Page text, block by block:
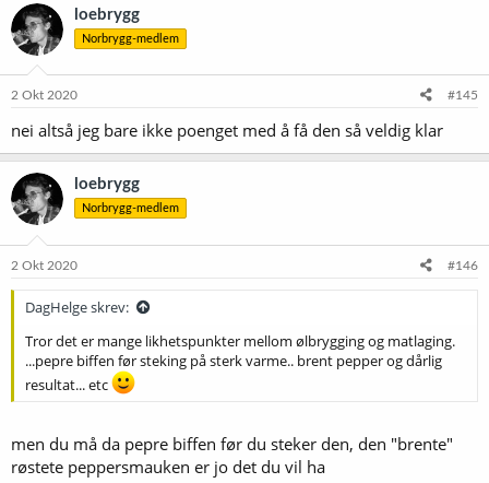
loebrygg
Norbrygg-medlem
2 Okt 2020 #145
nei altså jeg bare ikke poenget med å få den så veldig klar
loebrygg
Norbrygg-medlem
2 Okt 2020 #146
DagHelge skrev:
Tror det er mange likhetspunkter mellom ølbrygging og matlaging.
...pepre biffen før steking på sterk varme.. brent pepper og dårlig
resultat... etc
men du må da pepre biffen før du steker den, den "brente"
røstete peppersmauken er jo det du vil ha